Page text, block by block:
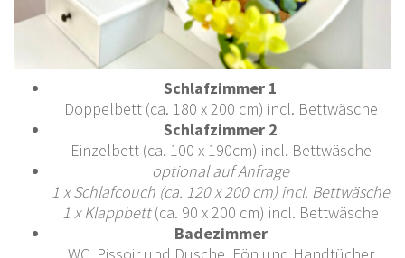
Schlafzimmer 1
Doppelbett (ca. 180 x 200 cm) incl. Bettwäsche
Schlafzimmer 2
Einzelbett (ca. 100 x 190cm) incl. Bettwäsche
optional auf Anfrage
1 x Schlafcouch (ca. 120 x 200 cm) incl. Bettwäsche
1 x Klappbett(ca. 90 x 200 cm) incl. Bettwäsche
Badezimmer